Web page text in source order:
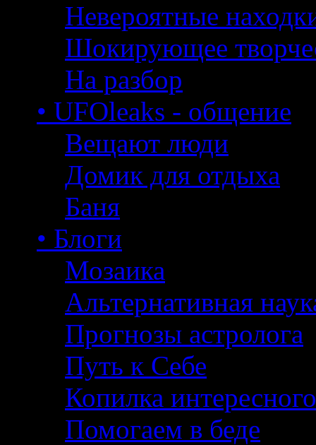
Невероятные
Шокирующее
На разбор
• UFOleaks - общение
Вещают люди
Домик для отдыха
Баня
• Блоги
Мозаика
Альтернативная
Прогнозы астролога
Путь к Себе
Копилка интересного
Помогаем в беде